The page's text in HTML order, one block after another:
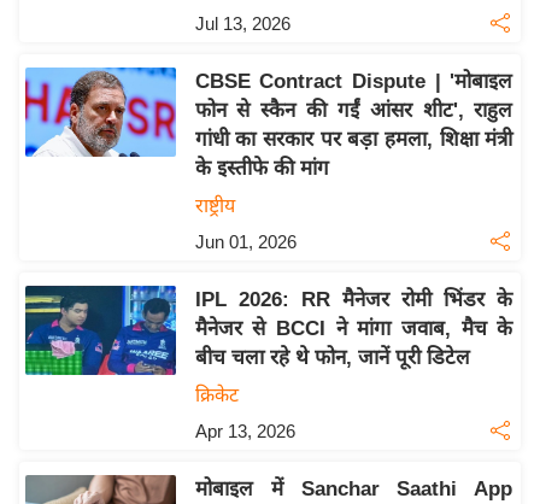
ज
ट
खे
ट
I
P
L
2
Jul 13, 2026
CBSE Contract Dispute | 'मोबाइल
फोन से स्कैन की गईं आंसर शीट', राहुल
गांधी का सरकार पर बड़ा हमला, शिक्षा मंत्री
के इस्तीफे की मांग
राष्ट्रीय
Jun 01, 2026
IPL 2026: RR मैनेजर रोमी भिंडर के
मैनेजर से BCCI ने मांगा जवाब, मैच के
बीच चला रहे थे फोन, जानें पूरी डिटेल
क्रिकेट
Apr 13, 2026
मोबाइल में Sanchar Saathi App